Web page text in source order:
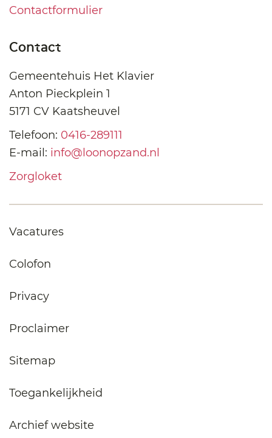
Contactformulier
Contact
Gemeentehuis Het Klavier
Anton Pieckplein 1
5171 CV Kaatsheuvel
Telefoon: 0416-289111
E-mail: info@loonopzand.nl
Zorgloket
Vacatures
Colofon
Privacy
Proclaimer
Sitemap
Toegankelijkheid
Archief website